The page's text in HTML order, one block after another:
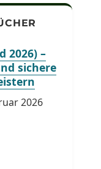
2026) –
sichere
2026